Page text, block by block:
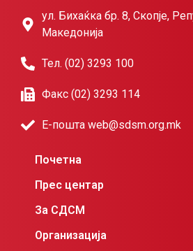
ул. Бихаќка бр. 8, Скопје,
Македонија
Тел. (02) 3293 100
Факс (02) 3293 114
Е-пошта web@sdsm.org.mk
Почетна
Прес центар
За СДСМ
Организација